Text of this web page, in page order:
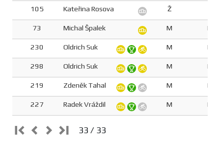
105 Kateřina Rosova Ž
73 Michal Špalek M
230 Oldrich Suk M
298 Oldrich Suk M
219 Zdeněk Tahal M
227 Radek Vráždil M
33 / 33